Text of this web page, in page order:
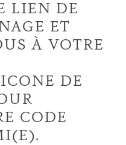
LIEN DE
ET
À VOTRE
DE
CODE